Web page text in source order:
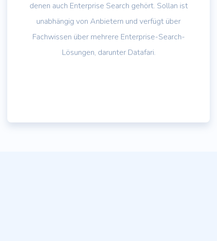
denen auch Enterprise Search gehört. Sollan ist
unabhängig von Anbietern und verfügt über
Fachwissen über mehrere Enterprise-Search-
Lösungen, darunter Datafari.